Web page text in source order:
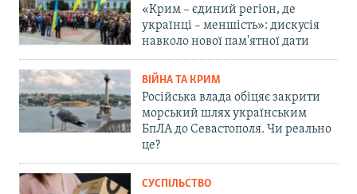
«Крим – єдиний регіон, де
українці – меншість»: дискусія
навколо нової пам'ятної дати
ВІЙНА ТА КРИМ
Російська влада обіцяє закрити
морський шлях українським
БпЛА до Севастополя. Чи реально
це?
СУСПІЛЬСТВО